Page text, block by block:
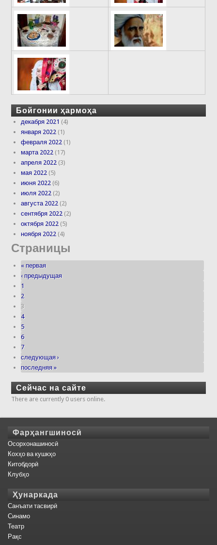
Бойгонии ҳармоҳа
декабря 2021 (4)
января 2022 (1)
февраля 2022 (1)
марта 2022 (17)
апреля 2022 (3)
мая 2022 (5)
июня 2022 (6)
июля 2022 (2)
августа 2022 (2)
сентября 2022 (2)
октября 2022 (5)
ноября 2022 (4)
Страницы
« первая
‹ предыдущая
1
2
3
4
5
6
7
следующая ›
последняя »
Сейчас на сайте
There are currently 0 users online.
Фарҳангшиносӣ
Осорхонашиносӣ
Кохҳо ва кушкҳо
Китобдорӣ
Клубҳо
Ҳунаркада
Санъати тасвирӣ
Синамо
Театр
Рақс